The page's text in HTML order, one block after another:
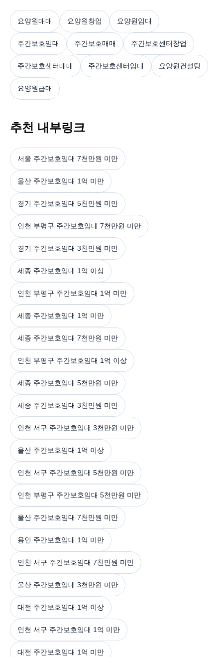
요양원매매 요양원창업 요양원임대
주간보호임대 주간보호매매 주간보호센터창업
주간보호센터매매 주간보호센터임대 요양원컨설팅
요양원급매
추천 내부링크
서울 주간보호임대 7천만원 미만
울산 주간보호임대 1억 미만
경기 주간보호임대 5천만원 미만
인천 부평구 주간보호임대 7천만원 미만
경기 주간보호임대 3천만원 미만
세종 주간보호임대 1억 이상
인천 부평구 주간보호임대 1억 미만
세종 주간보호임대 1억 미만
세종 주간보호임대 7천만원 미만
인천 부평구 주간보호임대 1억 이상
세종 주간보호임대 5천만원 미만
세종 주간보호임대 3천만원 미만
인천 서구 주간보호임대 3천만원 미만
울산 주간보호임대 1억 이상
인천 서구 주간보호임대 5천만원 미만
인천 부평구 주간보호임대 5천만원 미만
울산 주간보호임대 7천만원 미만
용인 주간보호임대 1억 미만
인천 서구 주간보호임대 7천만원 미만
울산 주간보호임대 3천만원 미만
대전 주간보호임대 1억 이상
인천 서구 주간보호임대 1억 미만
대전 주간보호임대 1억 미만